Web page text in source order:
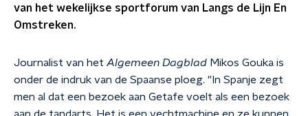
van het wekelijkse sportforum van Langs de Lijn En
Omstreken.
Journalist van het Algemeen Dagblad Mikos Gouka is
onder de indruk van de Spaanse ploeg. "In Spanje zegt
men al dat een bezoek aan Getafe voelt als een bezoek